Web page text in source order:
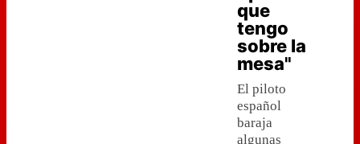
que
tengo
sobre la
mesa"
El piloto
español
baraja
algunas